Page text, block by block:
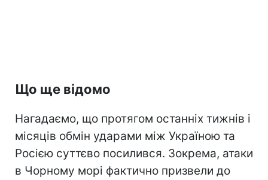
Що ще відомо
Нагадаємо, що протягом останніх тижнів і
місяців обмін ударами між Україною та
Росією суттєво посилився. Зокрема, атаки
в Чорному морі фактично призвели до